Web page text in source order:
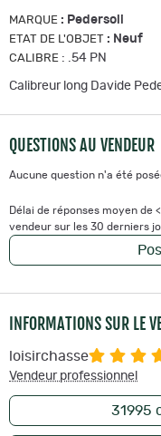
MARQUE : Pedersoli
ETAT DE L'OBJET : Neuf
CALIBRE : .54 PN
Calibreur long Davide
QUESTIONS AU VENDEUR
Aucune question n'a été
Délai de réponses moyen de
vendeur sur les 30 derniers
INFORMATIONS SUR LE
loisirchasse
Vendeur professionnel
31995